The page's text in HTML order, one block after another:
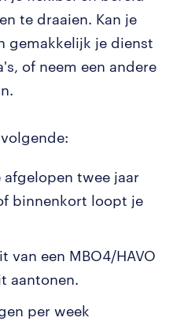
te draaien. Kan je
gemakkelijk je dienst
of neem een andere
twee jaar
binnenkort loopt je
van een MBO4/HAVO
aantonen.
per week